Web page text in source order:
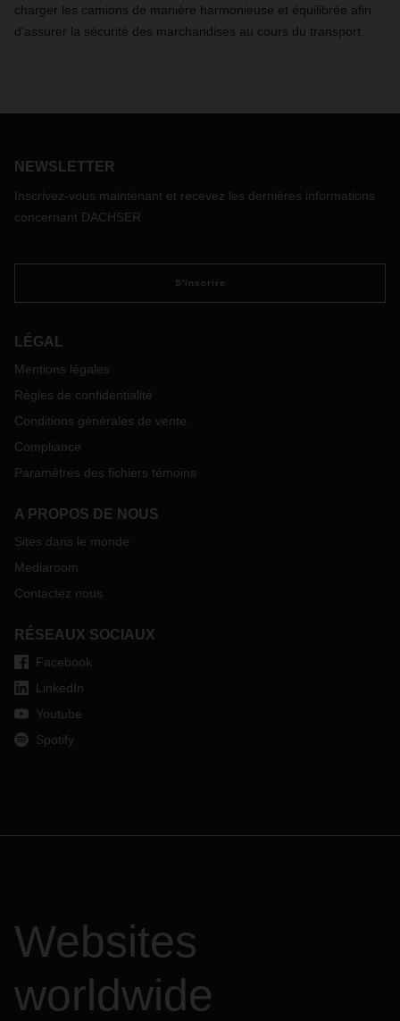
charger les camions de manière harmonieuse et équilibrée afin
d’assurer la sécurité des marchandises au cours du transport.
NEWSLETTER
Inscrivez-vous maintenant et recevez les dernières informations
concernant DACHSER
S'inscrire
LÉGAL
Mentions légales
Règles de confidentialité
Conditions générales de vente
Compliance
Paramètres des fichiers témoins
A PROPOS DE NOUS
Sites dans le monde
Mediaroom
Contactez nous
RÉSEAUX SOCIAUX
Facebook
LinkedIn
Youtube
Spotify
Websites
worldwide